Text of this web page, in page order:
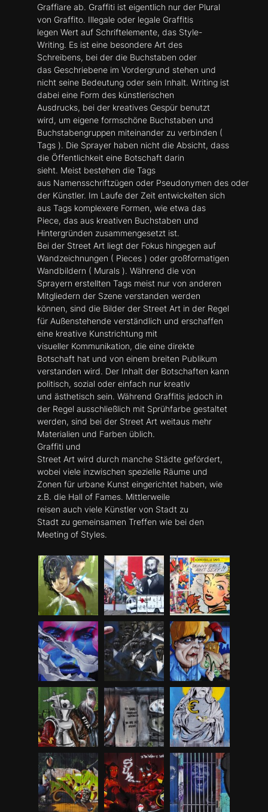
Graffiare ab. Graffiti ist eigentlich nur der Plural
von Graffito. Illegale oder legale Graffitis
legen Wert auf Schriftelemente, das Style-
Writing. Es ist eine besondere Art des
Schreibens, bei der die Buchstaben oder
das Geschriebene im Vordergrund stehen und
nicht seine Bedeutung oder sein Inhalt. Writing ist
dabei eine Form des künstlerischen
Ausdrucks, bei der kreatives Gespür benutzt
wird, um eigene formschöne Buchstaben und
Buchstabengruppen miteinander zu verbinden (
Tags ). Die Sprayer haben nicht die Absicht, dass
die Öffentlichkeit eine Botschaft darin
sieht. Meist bestehen die Tags
aus Namensschriftzügen oder Pseudonymen des oder
der Künstler. Im Laufe der Zeit entwickelten sich
aus Tags komplexere Formen, wie etwa das
Piece, das aus kreativen Buchstaben und
Hintergründen zusammengesetzt ist.
Bei der Street Art liegt der Fokus hingegen auf
Wandzeichnungen ( Pieces ) oder großformatigen
Wandbildern ( Murals ). Während die von
Sprayern erstellten Tags meist nur von anderen
Mitgliedern der Szene verstanden werden
können, sind die Bilder der Street Art in der Regel
für Außenstehende verständlich und erschaffen
eine kreative Kunstrichtung mit
visueller Kommunikation, die eine direkte
Botschaft hat und von einem breiten Publikum
verstanden wird. Der Inhalt der Botschaften kann
politisch, sozial oder einfach nur kreativ
und ästhetisch sein. Während Graffitis jedoch in
der Regel ausschließlich mit Sprühfarbe gestaltet
werden, sind bei der Street Art weitaus mehr
Materialien und Farben üblich.
Graffiti und
Street Art wird durch manche Städte gefördert,
wobei viele inzwischen spezielle Räume und
Zonen für urbane Kunst eingerichtet haben, wie
z.B. die Hall of Fames. Mittlerweile
reisen auch viele Künstler von Stadt zu
Stadt zu gemeinsamen Treffen wie bei den
Meeting of Styles.